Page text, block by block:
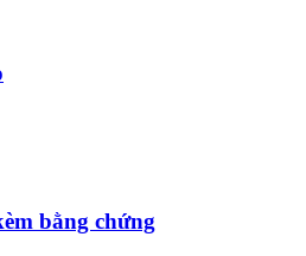
bằng chứng